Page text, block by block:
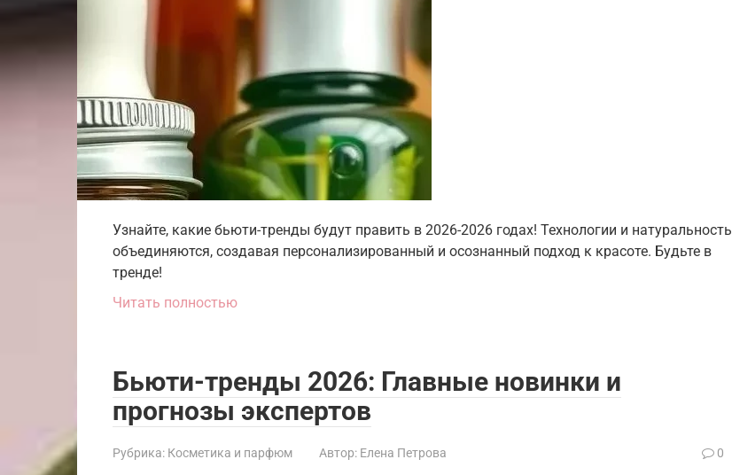
Узнайте, какие бьюти-тренды будут править в 2026-2026 годах! Технологии и натуральность
объединяются, создавая персонализированный и осознанный подход к красоте. Будьте в
тренде!
Читать полностью
Бьюти-тренды 2026: Главные новинки и
прогнозы экспертов
Рубрика: Косметика и парфюм Автор: Елена Петрова 0